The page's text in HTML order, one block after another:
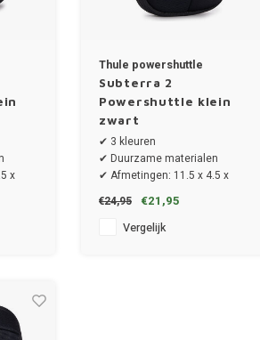
x
Thule powershuttle
Subterra 2
Powershuttle klein
zwart
✔ 3 kleuren
✔ Duurzame materialen
✔ Afmetingen: 11.5 x 4.5 x
€24,95 €21,95
Vergelijk